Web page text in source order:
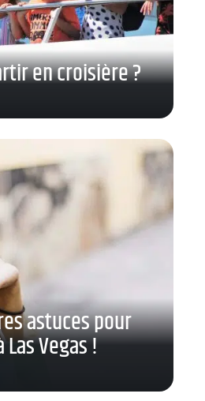
en croisière ?
astuces pour
Vegas !